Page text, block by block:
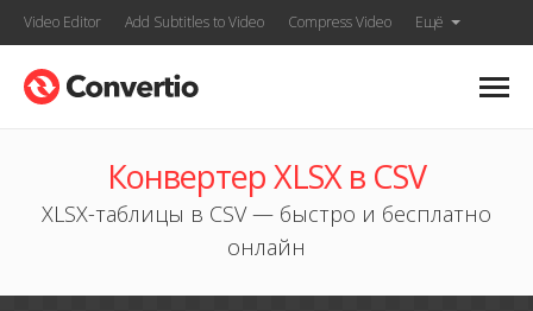
Video Editor Add Subtitles to Video Compress Video Ещё
Конвертер XLSX в CSV
XLSX-таблицы в CSV — быстро и бесплатно
онлайн